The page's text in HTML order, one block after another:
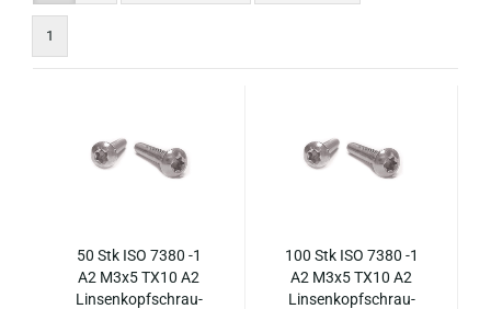
1
50 Stk ISO 7380 -1
A2 M3x5 TX10 A2
Lin­sen­kopf­schrau­
100 Stk ISO 7380 -1
A2 M3x5 TX10 A2
Lin­sen­kopf­schrau­